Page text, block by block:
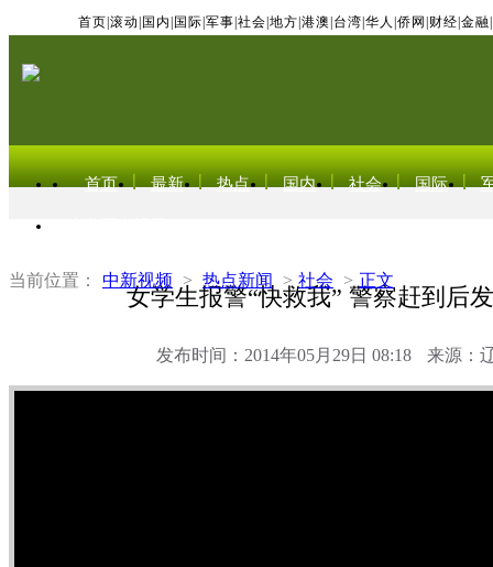
首页 滚动 国内 国际 军事 社会 地方 港澳 台湾 华人 侨网 财经 金融
首页 最新 热点 国内 社会 国际
当前位置： 中新视频 > 热点新闻 > 社会 > 正文
女学生报警“快救我” 警察赶到后
发布时间：2014年05月29日 08:18 来源：